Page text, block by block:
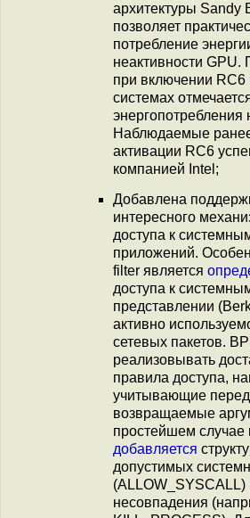
архитектуры
позволяет
потребление
неактивности GPU.
при включении RС6
системах
энергопотребления
Наблюдаемые
активации RC6
компанией Intel;
Добавлена
интересного
доступа к
приложений.
filter является
доступа к
представлении
активно
сетевых пакетов.
реализовывать
правила доступа,
учитывающие
возвращаемые
простейшем
добавляется
допустимых
(ALLOW_SYSCALL)
несовпадения